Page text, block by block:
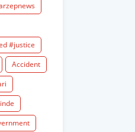
#justice
Accident